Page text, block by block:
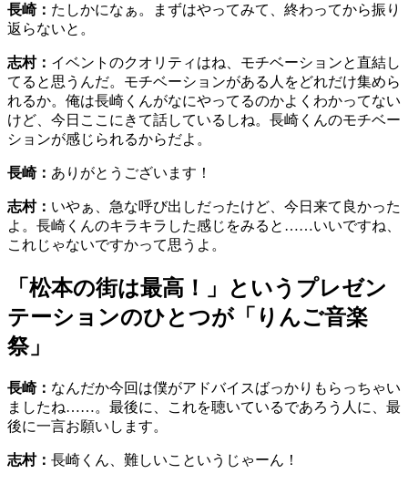
長崎： たしかになぁ。まずはやってみて、終わってから振り
返らないと。
志村： イベントのクオリティはね、モチベーションと直結し
てると思うんだ。モチベーションがある人をどれだけ集めら
れるか。俺は長崎くんがなにやってるのかよくわかってない
けど、今日ここにきて話しているしね。長崎くんのモチベー
ションが感じられるからだよ。
長崎： ありがとうございます！
志村： いやぁ、急な呼び出しだったけど、今日来て良かった
よ。長崎くんのキラキラした感じをみると……いいですね、
これじゃないですかって思うよ。
「松本の街は最高！」というプレゼン
テーションのひとつが「りんご音楽
祭」
長崎： なんだか今回は僕がアドバイスばっかりもらっちゃい
ましたね……。最後に、これを聴いているであろう人に、最
後に一言お願いします。
志村： 長崎くん、難しいこというじゃーん！